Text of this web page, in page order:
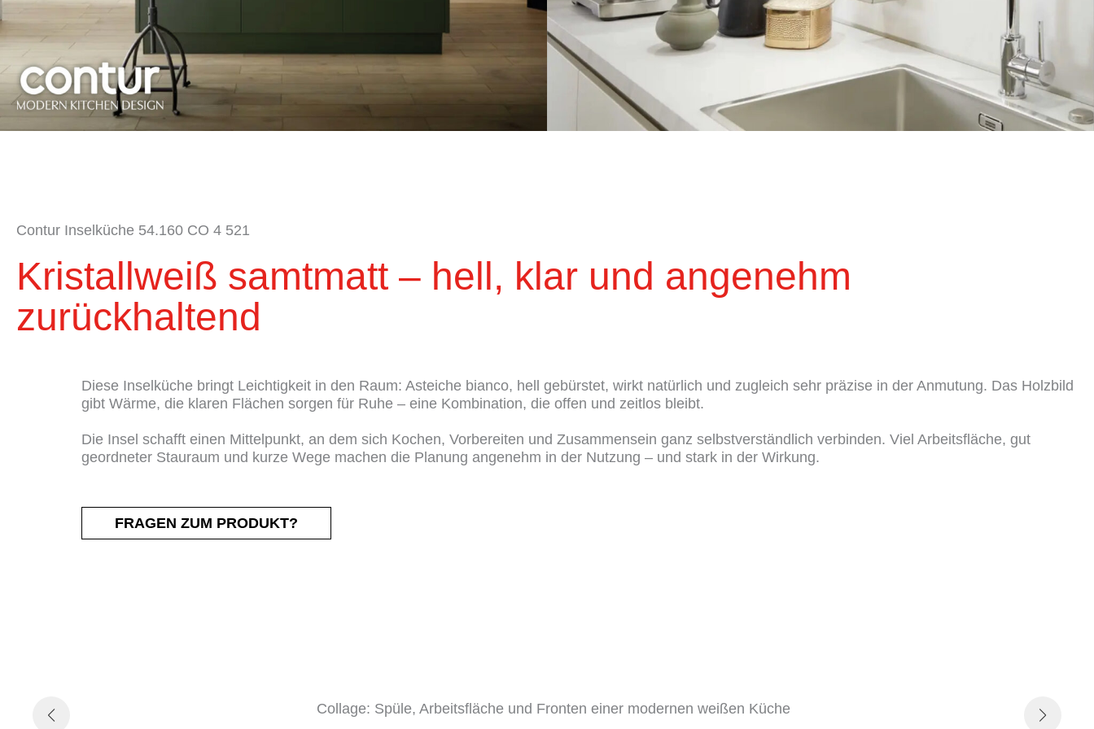
Contur Inselküche 54.160 CO 4 521
Kristallweiß samtmatt – hell, klar und angenehm
zurückhaltend
Diese Inselküche bringt Leichtigkeit in den Raum: Asteiche bianco, hell gebürstet, wirkt natürlich und zugleich sehr präzise in der Anmutung. Das Holzbild
gibt Wärme, die klaren Flächen sorgen für Ruhe – eine Kombination, die offen und zeitlos bleibt.
Die Insel schafft einen Mittelpunkt, an dem sich Kochen, Vorbereiten und Zusammensein ganz selbstverständlich verbinden. Viel Arbeitsfläche, gut
geordneter Stauraum und kurze Wege machen die Planung angenehm in der Nutzung – und stark in der Wirkung.
FRAGEN ZUM PRODUKT?